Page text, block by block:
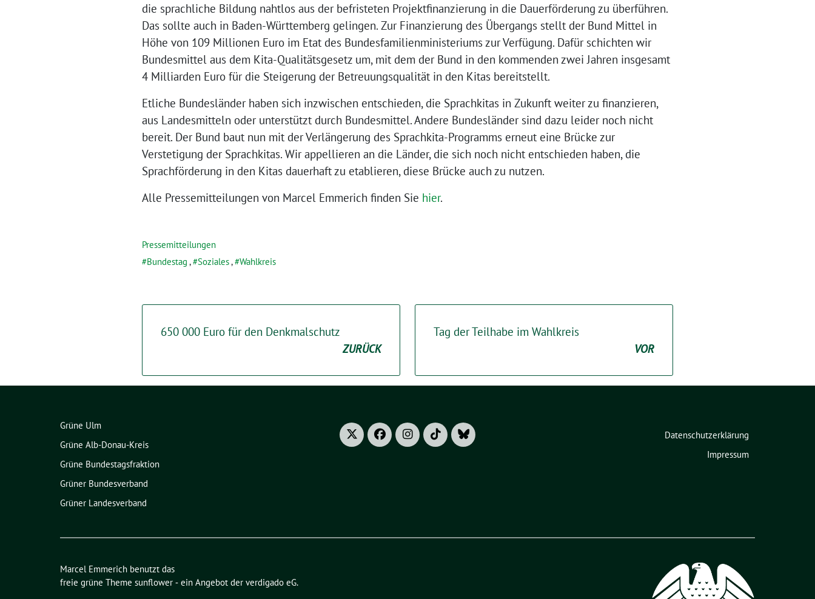
die sprachliche Bildung nahtlos aus der befristeten Projektfinanzierung in die Dauerförderung zu überführen.
Das sollte auch in Baden-Württemberg gelingen. Zur Finanzierung des Übergangs stellt der Bund Mittel in
Höhe von 109 Millionen Euro im Etat des Bundesfamilienministeriums zur Verfügung. Dafür schichten wir
Bundesmittel aus dem Kita-Qualitätsgesetz um, mit dem der Bund in den kommenden zwei Jahren insgesamt
4 Milliarden Euro für die Steigerung der Betreuungsqualität in den Kitas bereitstellt.
Etliche Bundesländer haben sich inzwischen entschieden, die Sprachkitas in Zukunft weiter zu finanzieren,
aus Landesmitteln oder unterstützt durch Bundesmittel. Andere Bundesländer sind dazu leider noch nicht
bereit. Der Bund baut nun mit der Verlängerung des Sprachkita-Programms erneut eine Brücke zur
Verstetigung der Sprachkitas. Wir appellieren an die Länder, die sich noch nicht entschieden haben, die
Sprachförderung in den Kitas dauerhaft zu etablieren, diese Brücke auch zu nutzen.
Alle Pressemitteilungen von Marcel Emmerich finden Sie hier.
Pressemitteilungen
Bundestag , Soziales, Wahlkreis
650 000 Euro für den Denkmalschutz
ZURÜCK
Tag der Teilhabe im Wahlkreis
VOR
Grüne Ulm
Grüne Alb-Donau-Kreis
Grüne Bundestagsfraktion
Grüner Bundesverband
Grüner Landesverband
Datenschutzerklärung
Impressum
Marcel Emmerich benutzt das
freie grüne Theme sunflower ‐ ein Angebot der verdigado eG.